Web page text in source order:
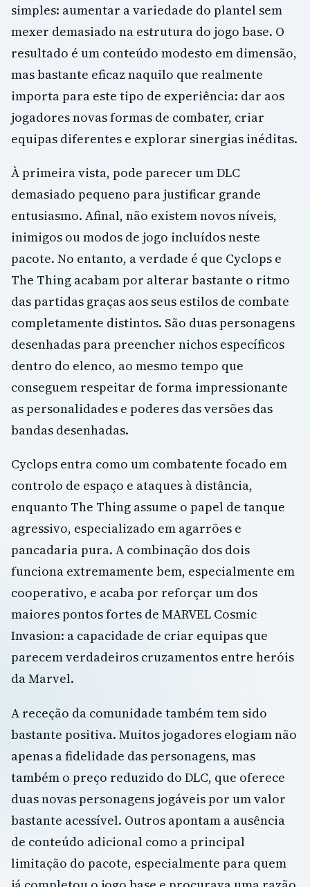
simples: aumentar a variedade do plantel sem
mexer demasiado na estrutura do jogo base. O
resultado é um conteúdo modesto em dimensão,
mas bastante eficaz naquilo que realmente
importa para este tipo de experiência: dar aos
jogadores novas formas de combater, criar
equipas diferentes e explorar sinergias inéditas.
À primeira vista, pode parecer um DLC
demasiado pequeno para justificar grande
entusiasmo. Afinal, não existem novos níveis,
inimigos ou modos de jogo incluídos neste
pacote. No entanto, a verdade é que Cyclops e
The Thing acabam por alterar bastante o ritmo
das partidas graças aos seus estilos de combate
completamente distintos. São duas personagens
desenhadas para preencher nichos específicos
dentro do elenco, ao mesmo tempo que
conseguem respeitar de forma impressionante
as personalidades e poderes das versões das
bandas desenhadas.
Cyclops entra como um combatente focado em
controlo de espaço e ataques à distância,
enquanto The Thing assume o papel de tanque
agressivo, especializado em agarrões e
pancadaria pura. A combinação dos dois
funciona extremamente bem, especialmente em
cooperativo, e acaba por reforçar um dos
maiores pontos fortes de MARVEL Cosmic
Invasion: a capacidade de criar equipas que
parecem verdadeiros cruzamentos entre heróis
da Marvel.
A receção da comunidade também tem sido
bastante positiva. Muitos jogadores elogiam não
apenas a fidelidade das personagens, mas
também o preço reduzido do DLC, que oferece
duas novas personagens jogáveis por um valor
bastante acessível. Outros apontam a ausência
de conteúdo adicional como a principal
limitação do pacote, especialmente para quem